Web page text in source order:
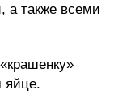
а также всеми
яйце.